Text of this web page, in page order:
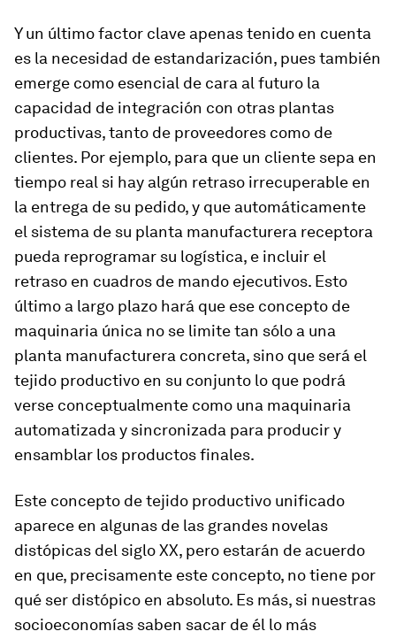
Y un último factor clave apenas tenido en cuenta
es la necesidad de estandarización, pues también
emerge como esencial de cara al futuro la
capacidad de integración con otras plantas
productivas, tanto de proveedores como de
clientes. Por ejemplo, para que un cliente sepa en
tiempo real si hay algún retraso irrecuperable en
la entrega de su pedido, y que automáticamente
el sistema de su planta manufacturera receptora
pueda reprogramar su logística, e incluir el
retraso en cuadros de mando ejecutivos. Esto
último a largo plazo hará que ese concepto de
maquinaria única no se limite tan sólo a una
planta manufacturera concreta, sino que será el
tejido productivo en su conjunto lo que podrá
verse conceptualmente como una maquinaria
automatizada y sincronizada para producir y
ensamblar los productos finales.
Este concepto de tejido productivo unificado
aparece en algunas de las grandes novelas
distópicas del siglo XX, pero estarán de acuerdo
en que, precisamente este concepto, no tiene por
qué ser distópico en absoluto. Es más, si nuestras
socioeconomías saben sacar de él lo más